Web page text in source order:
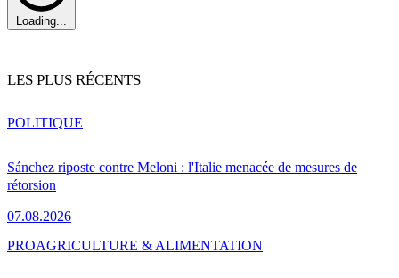
Loading...
LES PLUS RÉCENTS
Sánchez riposte contre Meloni : l'Italie menacée de mesures de
rétorsion
07.08.2026
POLITIQUE
PROAGRICULTURE & ALIMENTATION